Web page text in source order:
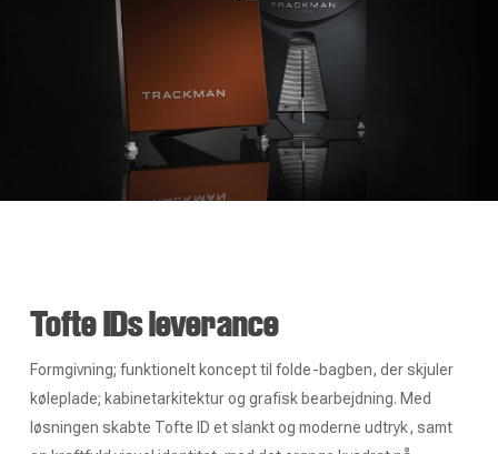
Tofte IDs leverance
Formgivning; funktionelt koncept til folde-bagben, der skjuler
køleplade; kabinetarkitektur og grafisk bearbejdning. Med
løsningen skabte Tofte ID et slankt og moderne udtryk, samt